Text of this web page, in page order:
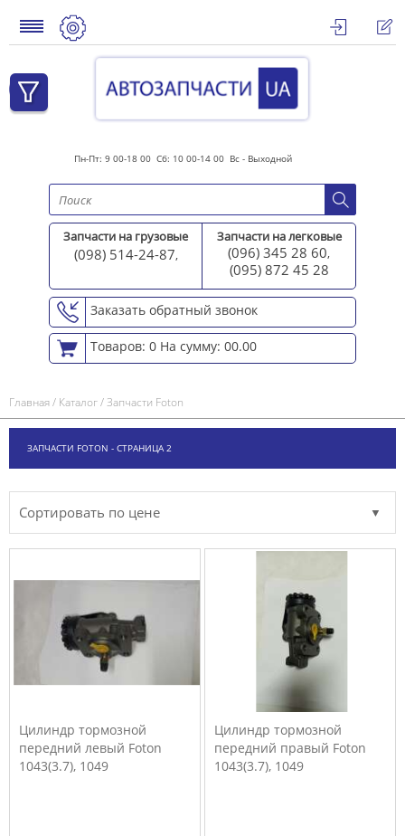
Пн-Пт: 9 00-18 00 Сб: 10 00-14 00 Вс - Выходной
Запчасти на грузовые
(098) 514-24-87,
Запчасти на легковые
(096) 345 28 60,
(095) 872 45 28
Заказать обратный звонок
Товаров: 0 На сумму: 00.00
Главная/ Каталог/Запчасти Foton
ЗАПЧАСТИ FOTON - СТРАНИЦА 2
Сортировать по цене
Цилиндр тормозной
передний левый Foton
1043(3.7), 1049
Цилиндр тормозной
передний правый Foton
1043(3.7), 1049